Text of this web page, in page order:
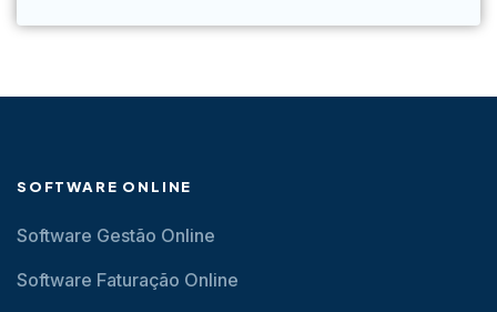
SOFTWARE ONLINE
Software Gestão Online
Software Faturação Online